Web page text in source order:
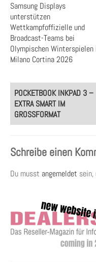
Samsung Displays
unterstützen
Wettkampfoffizielle und
Broadcast-Teams bei
Olympischen Winterspielen
Milano Cortina 2026
Post
navigation
POCKETBOOK INKPAD 3 –
EXTRA SMART IM
GROSSFORMAT
Schreibe einen
Du musst angemeldet sein,